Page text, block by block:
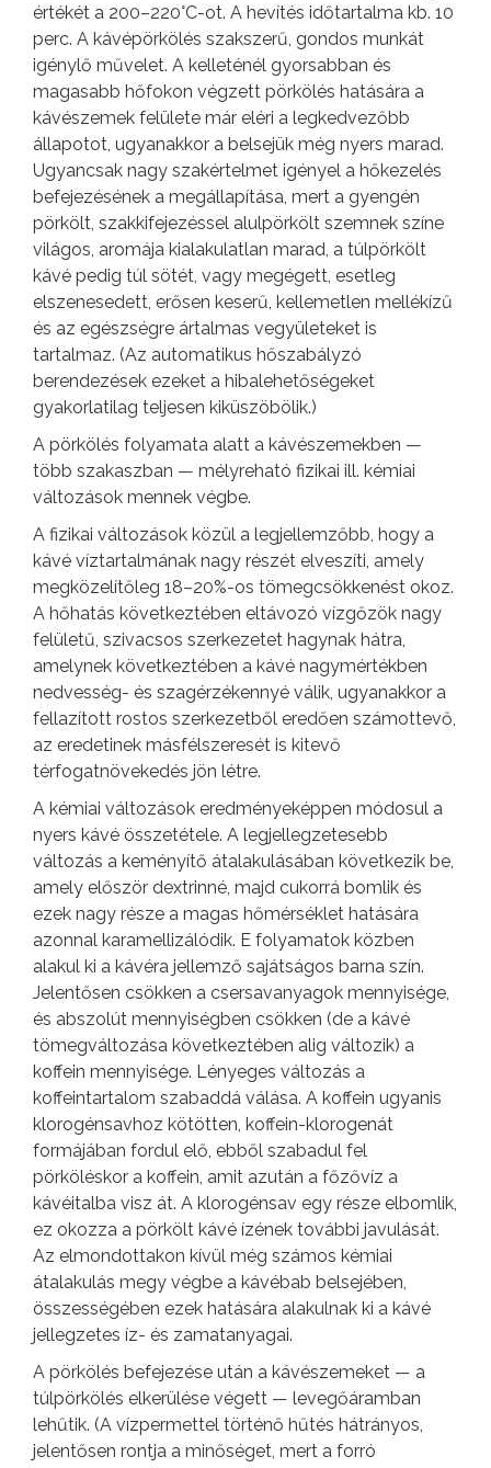
értékét a 200–220°C-ot. A hevítés időtartalma kb. 10
perc. A kávépörkölés szakszerű, gondos munkát
igénylő művelet. A kelleténél gyorsabban és
magasabb hőfokon végzett pörkölés hatására a
kávészemek felülete már eléri a legkedvezőbb
állapotot, ugyanakkor a belsejük még nyers marad.
Ugyancsak nagy szakértelmet igényel a hőkezelés
befejezésének a megállapítása, mert a gyengén
pörkölt, szakkifejezéssel alulpörkölt szemnek színe
világos, aromája kialakulatlan marad, a túlpörkölt
kávé pedig túl sötét, vagy megégett, esetleg
elszenesedett, erősen keserű, kellemetlen mellékízű
és az egészségre ártalmas vegyületeket is
tartalmaz. (Az automatikus hőszabályzó
berendezések ezeket a hibalehetőségeket
gyakorlatilag teljesen kiküszöbölik.)
A pörkölés folyamata alatt a kávészemekben —
több szakaszban — mélyreható fizikai ill. kémiai
változások mennek végbe.
A fizikai változások közül a legjellemzőbb, hogy a
kávé víztartalmának nagy részét elveszíti, amely
megközelítőleg 18–20%-os tömegcsökkenést okoz.
A hőhatás következtében eltávozó vízgőzök nagy
felületű, szivacsos szerkezetet hagynak hátra,
amelynek következtében a kávé nagymértékben
nedvesség- és szagérzékennyé válik, ugyanakkor a
fellazított rostos szerkezetből eredően számottevő,
az eredetinek másfélszeresét is kitevő
térfogatnövekedés jön létre.
A kémiai változások eredményeképpen módosul a
nyers kávé összetétele. A legjellegzetesebb
változás a keményítő átalakulásában következik be,
amely először dextrinné, majd cukorrá bomlik és
ezek nagy része a magas hőmérséklet hatására
azonnal karamellizálódik. E folyamatok közben
alakul ki a kávéra jellemző sajátságos barna szín.
Jelentősen csökken a csersavanyagok mennyisége,
és abszolút mennyiségben csökken (de a kávé
tömegváltozása következtében alig változik) a
koffein mennyisége. Lényeges változás a
koffeintartalom szabaddá válása. A koffein ugyanis
klorogénsavhoz kötötten, koffein-klorogenát
formájában fordul elő, ebből szabadul fel
pörköléskor a koffein, amit azután a főzővíz a
kávéitalba visz át. A klorogénsav egy része elbomlik,
ez okozza a pörkölt kávé ízének további javulását.
Az elmondottakon kívül még számos kémiai
átalakulás megy végbe a kávébab belsejében,
összességében ezek hatására alakulnak ki a kávé
jellegzetes íz- és zamatanyagai.
A pörkölés befejezése után a kávészemeket — a
túlpörkölés elkerülése végett — levegőáramban
lehűtik. (A vízpermettel történő hűtés hátrányos,
jelentősen rontja a minőséget, mert a forró